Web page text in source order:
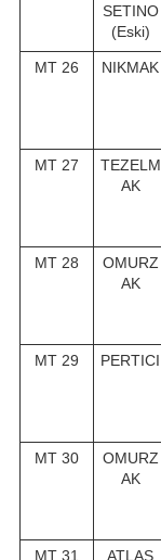
SETINO
(Eski)
MT 26
NIKMAK
MT 27
TEZELM
AK
MT 28
OMURZ
AK
MT 29
PERTICI
MT 30
OMURZ
AK
MT 31
ATLAS